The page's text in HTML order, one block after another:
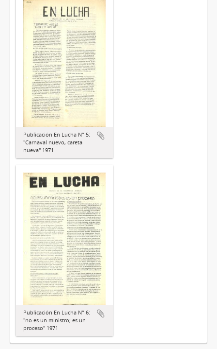
Publicación En Lucha N° 5:
"Carnaval nuevo, careta
nueva" 1971
Publicación En Lucha N° 6:
"no es un ministro; es un
proceso" 1971